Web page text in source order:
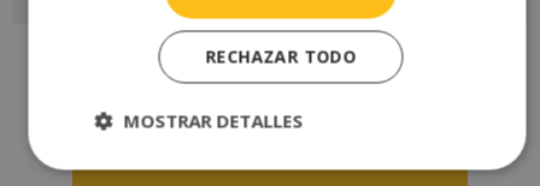
RECHAZAR TODO
MOSTRAR DETALLES